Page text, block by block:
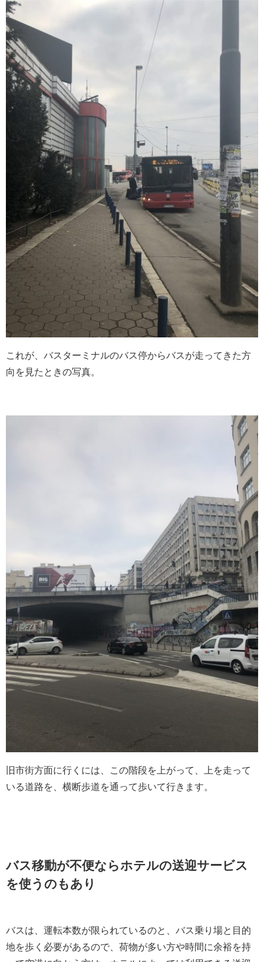
これが、バスターミナルのバス停からバスが走ってきた方
向を見たときの写真。
旧市街方面に行くには、この階段を上がって、上を走って
いる道路を、横断歩道を通って歩いて行きます。
バス移動が不便ならホテルの送迎サービス
を使うのもあり
バスは、運転本数が限られているのと、バス乗り場と目的
地を歩く必要があるので、荷物が多い方や時間に余裕を持